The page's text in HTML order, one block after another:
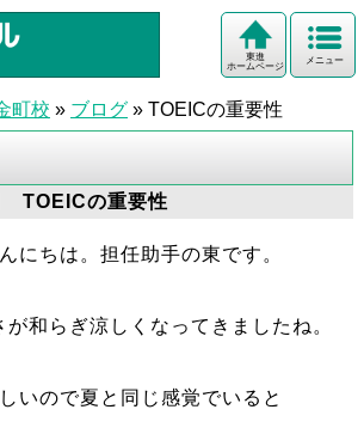
メニュー
東進
ホームページ
町校 » ブログ » TOEICの重要性
TOEICの重要性
にちは。担任助手の東です。
和らぎ涼しくなってきましたね。
いので夏と同じ感覚でいると